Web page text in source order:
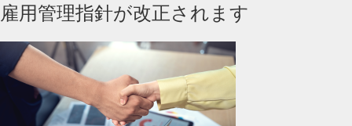
雇用管理指針が改正されます